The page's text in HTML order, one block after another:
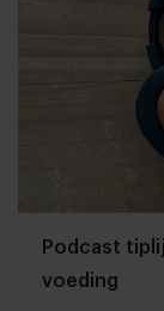
Podcast
voeding